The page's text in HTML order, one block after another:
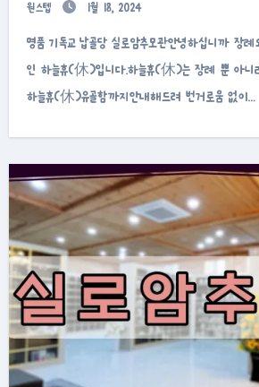
원스텝 1월 18, 2024
명품 기독교 납골당 실로암추모관안녕하십니까 장례와 장지를 전문으로 운영중
인 하늘휴(休)입니다.하늘휴(休)는 장례 뿐 아니
하늘휴(休)유골함까지안내해드려 번거로움 없이…